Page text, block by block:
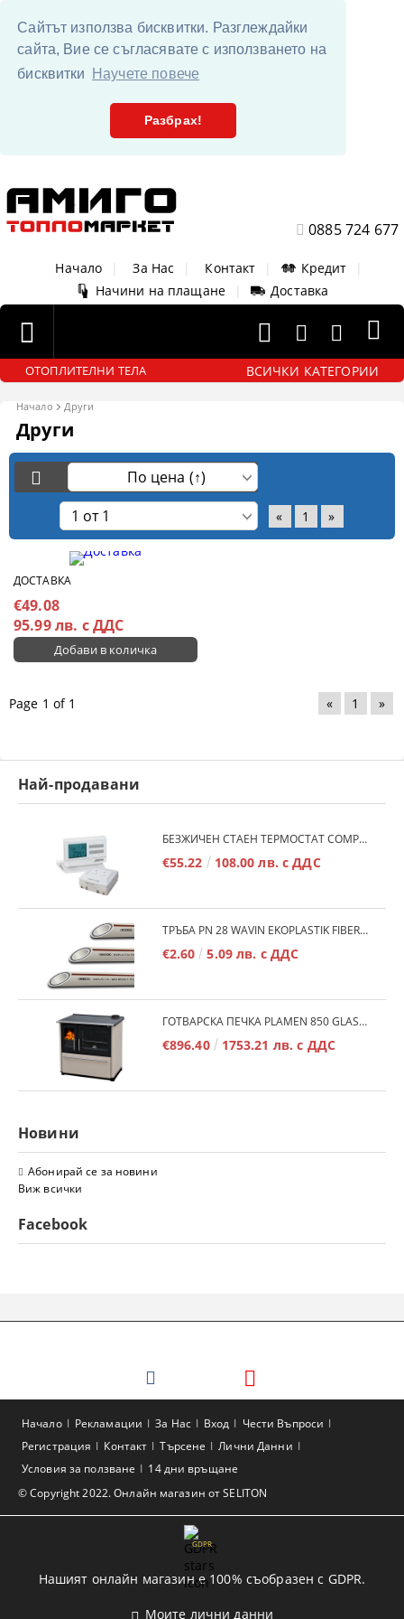
Сайтът използва бисквитки. Разглеждайки
сайта, Вие се съгласявате с използването на
бисквитки
Научете повече
Разбрах!
0885 724 677
Начало За Нас Контакт Кредит
Начини на плащане
Доставка
ОТОПЛИТЕЛНИ ТЕЛА ВСИЧКИ КАТЕГОРИИ
Начало Други
Други
« 1 »
ДОСТАВКА
€49.08
95.99 лв. с ДДС
Page 1 of 1 « 1 »
Най-продавани
БЕЗЖИЧЕН СТАЕН ТЕРМОСТАТ COMPUTHERM Q7RF
€55.22 108.00 лв. с ДДС
ТРЪБА PN 28 WAVIN EKOPLASTIK FIBER BASALT PLUS - 3М/БР.
€2.60 5.09 лв. с ДДС
ГОТВАРСКА ПЕЧКА PLAMEN 850 GLAS 11KW
€896.40 1753.21 лв. с ДДС
Новини
Абонирай се за новини
Виж всички
Facebook
© Copyright 2022. Онлайн магазин от SELITON
Начало Рекламации За Нас Вход
Чести Въпроси
Регистрация
Контакт Търсене
Лични Данни
Условия за ползване
14 дни връщане
GDPR
Нашият онлайн магазин е 100% съобразен с GDPR.
Моите лични данни